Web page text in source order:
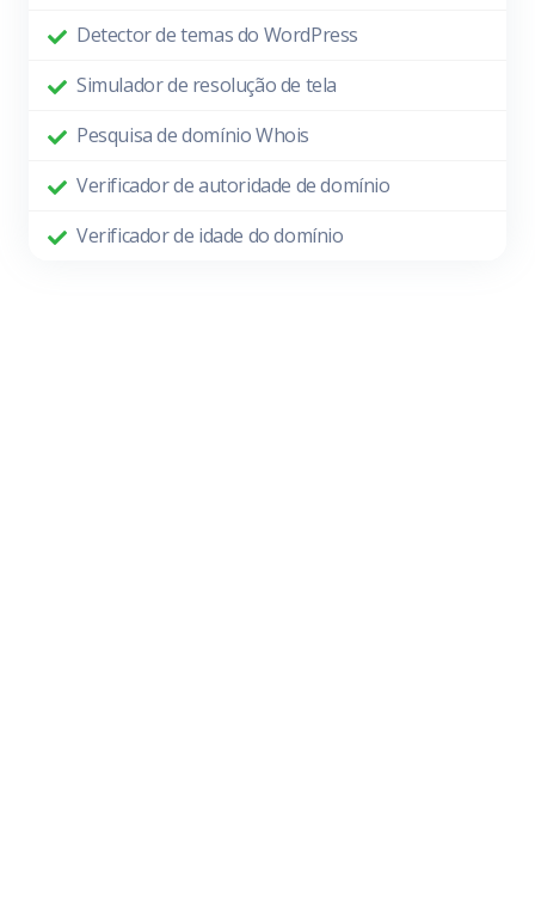
Detector de temas do WordPress
Simulador de resolução de tela
Pesquisa de domínio Whois
Verificador de autoridade de domínio
Verificador de idade do domínio